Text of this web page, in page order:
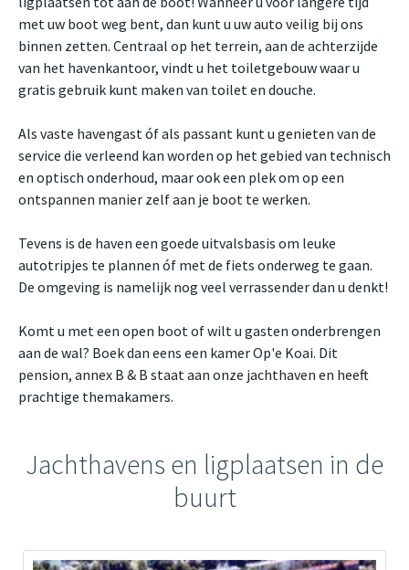
met uw boot weg bent, dan kunt u uw auto veilig bij ons
binnen zetten. Centraal op het terrein, aan de achterzijde
van het havenkantoor, vindt u het toiletgebouw waar u
gratis gebruik kunt maken van toilet en douche.
Als vaste havengast óf als passant kunt u genieten van de
service die verleend kan worden op het gebied van technisch
en optisch onderhoud, maar ook een plek om op een
ontspannen manier zelf aan je boot te werken.
Tevens is de haven een goede uitvalsbasis om leuke
autotripjes te plannen óf met de fiets onderweg te gaan.
De omgeving is namelijk nog veel verrassender dan u denkt!
Komt u met een open boot of wilt u gasten onderbrengen
aan de wal? Boek dan eens een kamer Op'e Koai. Dit
pension, annex B & B staat aan onze jachthaven en heeft
prachtige themakamers.
Jachthavens en ligplaatsen in de
buurt